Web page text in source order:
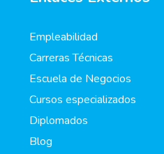
Empleabilidad
Carreras Técnicas
Escuela de Negocios
Cursos especializados
Diplomados
Blog